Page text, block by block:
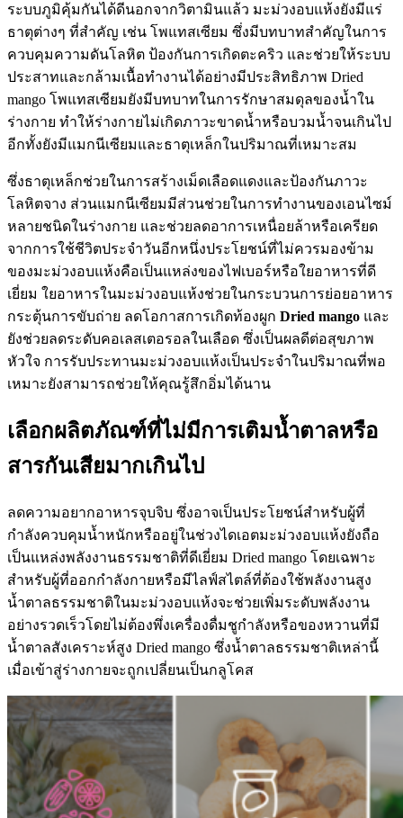
ระบบภูมิคุ้มกันได้ดีนอกจากวิตามินแล้ว มะม่วงอบแห้งยังมีแร่
ธาตุต่างๆ ที่สำคัญ เช่น โพแทสเซียม ซึ่งมีบทบาทสำคัญในการ
ควบคุมความดันโลหิต ป้องกันการเกิดตะคริว และช่วยให้ระบบ
ประสาทและกล้ามเนื้อทำงานได้อย่างมีประสิทธิภาพ Dried
mango โพแทสเซียมยังมีบทบาทในการรักษาสมดุลของน้ำใน
ร่างกาย ทำให้ร่างกายไม่เกิดภาวะขาดน้ำหรือบวมน้ำจนเกินไป
อีกทั้งยังมีแมกนีเซียมและธาตุเหล็กในปริมาณที่เหมาะสม
ซึ่งธาตุเหล็กช่วยในการสร้างเม็ดเลือดแดงและป้องกันภาวะ
โลหิตจาง ส่วนแมกนีเซียมมีส่วนช่วยในการทำงานของเอนไซม์
หลายชนิดในร่างกาย และช่วยลดอาการเหนื่อยล้าหรือเครียด
จากการใช้ชีวิตประจำวันอีกหนึ่งประโยชน์ที่ไม่ควรมองข้าม
ของมะม่วงอบแห้งคือเป็นแหล่งของไฟเบอร์หรือใยอาหารที่ดี
เยี่ยม ใยอาหารในมะม่วงอบแห้งช่วยในกระบวนการย่อยอาหาร
กระตุ้นการขับถ่าย ลดโอกาสการเกิดท้องผูก Dried mango และ
ยังช่วยลดระดับคอเลสเตอรอลในเลือด ซึ่งเป็นผลดีต่อสุขภาพ
หัวใจ การรับประทานมะม่วงอบแห้งเป็นประจำในปริมาณที่พอ
เหมาะยังสามารถช่วยให้คุณรู้สึกอิ่มได้นาน
เลือกผลิตภัณฑ์ที่ไม่มีการเติมน้ำตาลหรือ
สารกันเสียมากเกินไป
ลดความอยากอาหารจุบจิบ ซึ่งอาจเป็นประโยชน์สำหรับผู้ที่
กำลังควบคุมน้ำหนักหรืออยู่ในช่วงไดเอตมะม่วงอบแห้งยังถือ
เป็นแหล่งพลังงานธรรมชาติที่ดีเยี่ยม Dried mango โดยเฉพาะ
สำหรับผู้ที่ออกกำลังกายหรือมีไลฟ์สไตล์ที่ต้องใช้พลังงานสูง
น้ำตาลธรรมชาติในมะม่วงอบแห้งจะช่วยเพิ่มระดับพลังงาน
อย่างรวดเร็วโดยไม่ต้องพึ่งเครื่องดื่มชูกำลังหรือของหวานที่มี
น้ำตาลสังเคราะห์สูง Dried mango ซึ่งน้ำตาลธรรมชาติเหล่านี้
เมื่อเข้าสู่ร่างกายจะถูกเปลี่ยนเป็นกลูโคส